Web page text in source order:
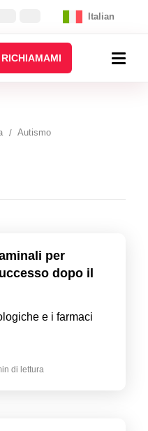
Italian
RICHIAMAMI
Autismo
per
dopo il
e i farmaci
di lettura